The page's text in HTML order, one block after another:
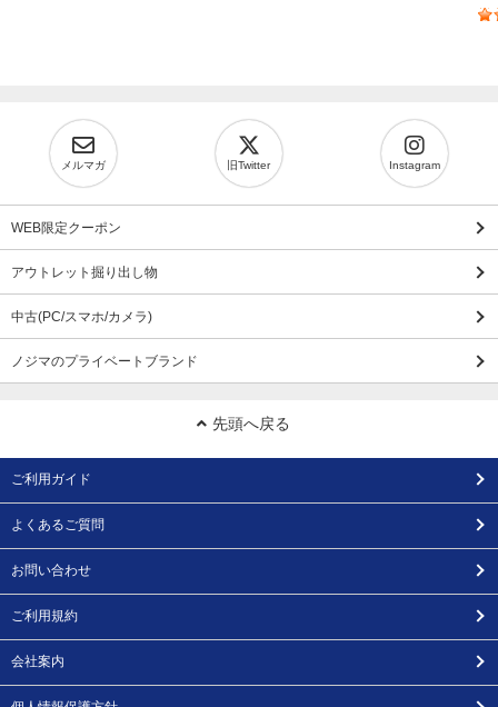
メルマガ 旧Twitter Instagram
WEB限定クーポン
アウトレット掘り出し物
中古(PC/スマホ/カメラ)
ノジマのプライベートブランド
先頭へ戻る
ご利用ガイド
よくあるご質問
お問い合わせ
ご利用規約
会社案内